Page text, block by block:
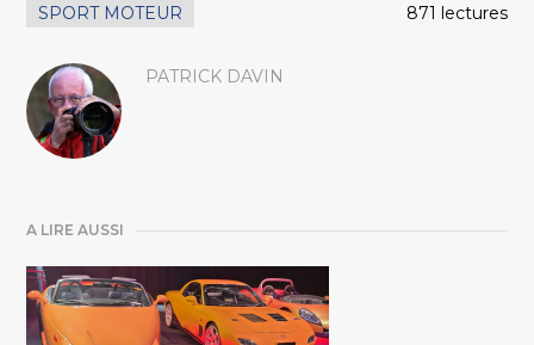
SPORT MOTEUR 871 lectures
PATRICK DAVIN
A LIRE AUSSI